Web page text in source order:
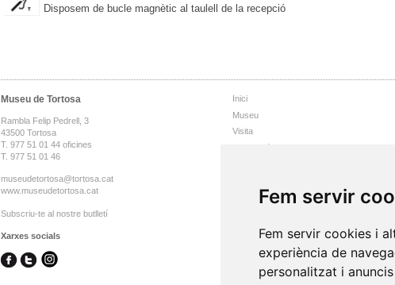
Fem servir
Fem servir cookies i
experiència de
personalitzat i
Disposem de bucle magnètic al taulell de la recepció
Museu de Tortosa
Rambla Felip Pedrell, 3
43500 Tortosa
T. 977 51 01 44 oficines
T. 977 51 01 46
museudetortosa@tortosa.cat
www.museudetortosa.cat
Subscriu-te al nostre butlletí
Xarxes socials
Inici
Museu
Visita
Col·lecció
Publicacions
Serveis educatius